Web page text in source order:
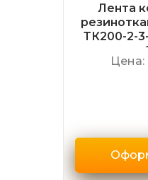
Лента
ТК200-2-
Цена: